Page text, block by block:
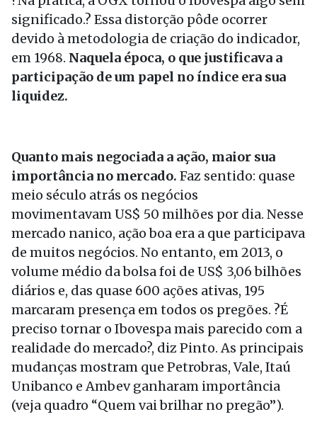
significado.? Essa distorção pôde ocorrer
devido à metodologia de criação do indicador,
em 1968. Naquela época, o que justificava a
participação de um papel no índice era sua
liquidez.
Quanto mais negociada a ação, maior sua
importância no mercado. Faz sentido: quase
meio século atrás os negócios
movimentavam US$ 50 milhões por dia. Nesse
mercado nanico, ação boa era a que participava
de muitos negócios. No entanto, em 2013, o
volume médio da bolsa foi de US$ 3,06 bilhões
diários e, das quase 600 ações ativas, 195
marcaram presença em todos os pregões. ?É
preciso tornar o Ibovespa mais parecido com a
realidade do mercado?, diz Pinto. As principais
mudanças mostram que Petrobras, Vale, Itaú
Unibanco e Ambev ganharam importância
(veja quadro “Quem vai brilhar no pregão”).